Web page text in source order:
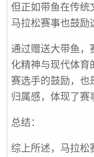
但正如带鱼在传统
马拉松赛事也鼓励
通过赠送大带鱼，
化精神与现代体育
赛选手的鼓励，也
归属感，体现了赛
总结：
综上所述，马拉松